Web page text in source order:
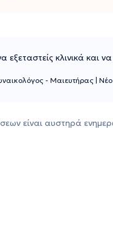
εξεταστείς κλινικά και
- Μαιευτήρας
είναι αυστηρά